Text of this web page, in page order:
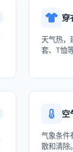
穿
天气热，
套、T恤
空
气象条件
散和清除。